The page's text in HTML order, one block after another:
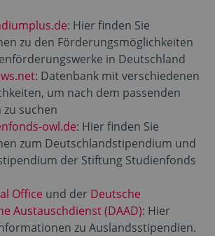
: Hier finden Sie
zu den Förderungsmöglichkeiten
in Deutschland
: Datenbank mit verschiedenen
um nach dem passenden
suchen
owl.de: Hier finden Sie
zum Deutschlandstipendium und
der Stiftung Studienfonds
Office und der Deutsche
Austauschdienst (DAAD): Hier
zu Auslandsstipendien.